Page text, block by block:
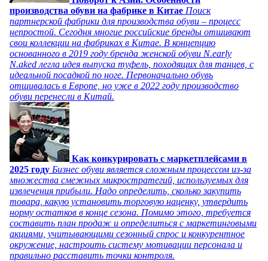
производства обуви на фабрике в Китае Поиск
партнерской фабрики для производства обуви – процесс
непростой. Сегодня многие российские бренды отшивают
свои коллекции на фабриках в Китае. В концепцию
основанного в 2019 году бренда женской обуви N.early
N.aked легла идея выпуска туфель, походящих для танцев, с
идеальной посадкой по ноге. Первоначально обувь
отшивалась в Европе, но уже в 2022 году производство
обуви перенесли в Китай.
Как конкурировать с маркетплейсами в
2025 году Бизнес обуви является сложным процессом из-за
множества смежных микростратегий, используемых для
извлечения прибыли. Надо определить, сколько закупить
товара, какую установить торговую наценку, утвердить
норму остатков в конце сезона. Помимо этого, требуется
составить план продаж и определиться с маркетинговыми
акциями, учитывающими сезонный спрос и конкурентное
окружение, настроить систему мотивации персонала и
правильно расставить точки контроля.